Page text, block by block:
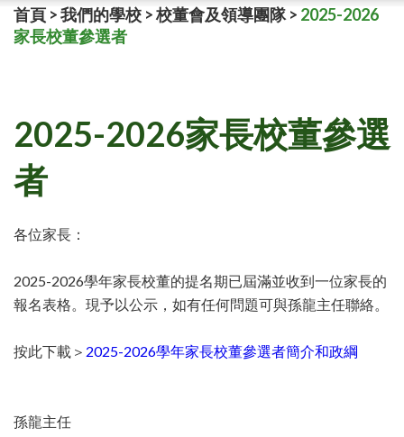
首頁 >我們的學校 >校董會及領導團隊> 2025-2026
家長校董參選者
2025-2026家長校董參選
者
各位家長：
2025-2026學年家長校董的提名期已屆滿並收到一位家長的
報名表格。現予以公示， 如有任何問題可與孫龍主任聯絡。
按此下載＞ 2025-2026學年家長校董參選者簡介和政綱
孫龍主任